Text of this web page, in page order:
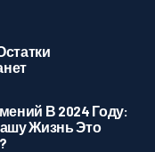
В 2024 Году:
Жизнь Это